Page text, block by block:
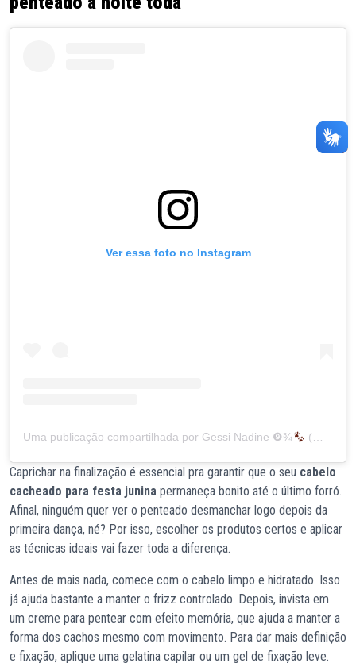
Ver essa foto no Instagram
Uma publicação compartilhada por Gessi Nadine ❾¾ (@gessinadine)
Caprichar na finalização é essencial pra garantir que o seu cabelo
cacheado para festa junina permaneça bonito até o último forró.
Afinal, ninguém quer ver o penteado desmanchar logo depois da
primeira dança, né? Por isso, escolher os produtos certos e aplicar
as técnicas ideais vai fazer toda a diferença.
Antes de mais nada, comece com o cabelo limpo e hidratado. Isso
já ajuda bastante a manter o frizz controlado. Depois, invista em
um creme para pentear com efeito memória, que ajuda a manter a
forma dos cachos mesmo com movimento. Para dar mais definição
e fixação, aplique uma gelatina capilar ou um gel de fixação leve.